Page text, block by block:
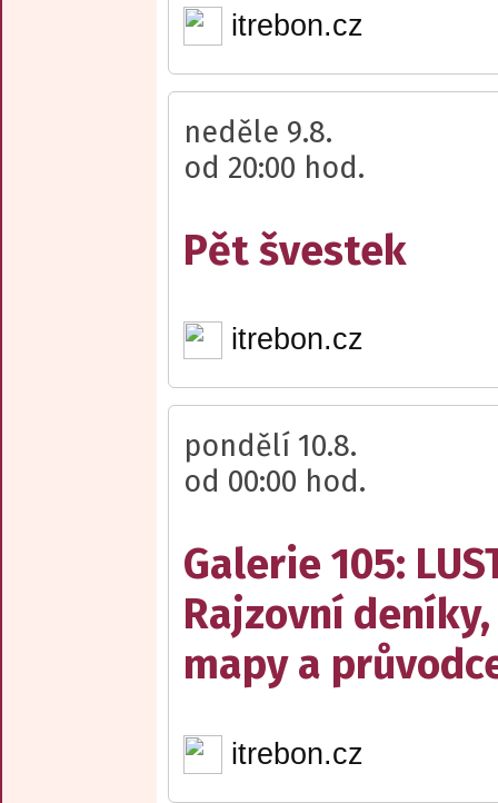
itrebon.cz
neděle 9.8.
od 20:00 hod.
Pět švestek
itrebon.cz
pondělí 10.8.
od 00:00 hod.
Galerie 105:
Rajzovní deníky,
mapy a
itrebon.cz